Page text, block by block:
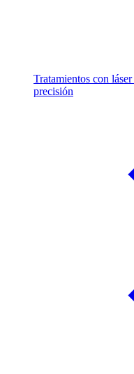
Tratamientos con láser
precisión